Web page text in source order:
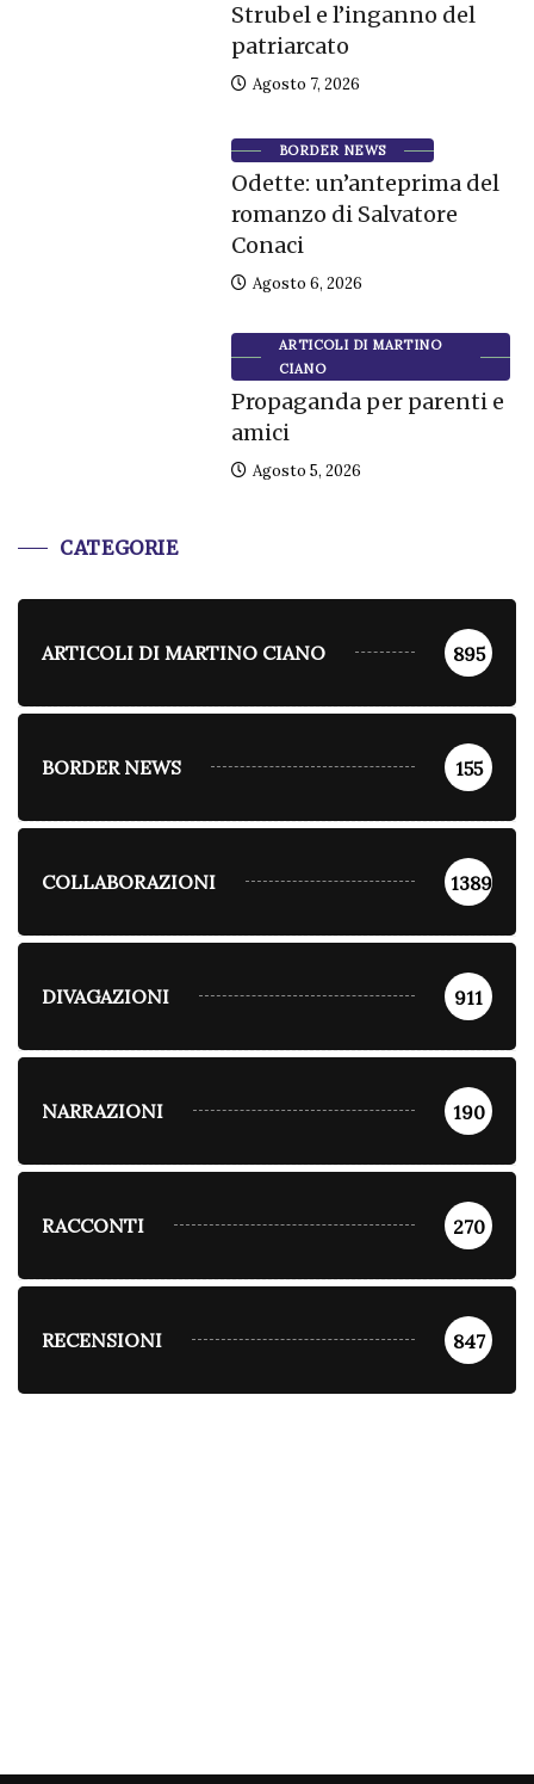
Strubel e l’inganno del
patriarcato
Agosto 7, 2026
BORDER NEWS
Odette: un’anteprima del
romanzo di Salvatore
Conaci
Agosto 6, 2026
ARTICOLI DI MARTINO
CIANO
Propaganda per parenti e
amici
Agosto 5, 2026
CATEGORIE
ARTICOLI DI MARTINO CIANO 895
BORDER NEWS 155
COLLABORAZIONI 1389
DIVAGAZIONI 911
NARRAZIONI 190
RACCONTI 270
RECENSIONI 847